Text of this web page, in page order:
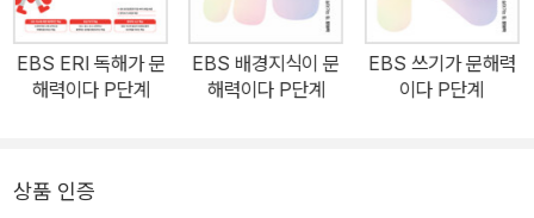
초등사이트에서 문해력 진단 테스트와 강의를 무료로 제공합니다.
EBS ERI 독해가 문
해력이다 P단계
EBS 배경지식이 문
해력이다 P단계
EBS 쓰기가 문해력
이다 P단계
상품 인증